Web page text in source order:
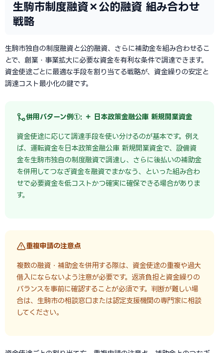
生駒市制度融資×公的融資 組み合わせ
戦略
生駒市独自の制度融資と公的融資、さらに補助金を組み合わせるこ
とで、創業・事業拡大に必要な資金を有利な条件で調達できます。
資金使途ごとに最適な手段を割り当てる戦略が、資金繰りの安定と
調達コスト最小化の鍵です。
併用パターン例①: ＋ 日本政策金融公庫 新規開業資金
資金使途に応じて調達手段を使い分けるのが基本です。例え
ば、運転資金を日本政策金融公庫 新規開業資金で、設備資
金を生駒市独自の制度融資で調達し、さらに後払いの補助金
を併用してつなぎ資金を融資でまかなう、といった組み合わ
せで必要資金を低コストかつ確実に確保できる場合がありま
す。
重複申請の注意点
複数の融資・補助金を併用する際は、資金使途の重複や過大
借入にならないよう注意が必要です。返済負担と資金繰りの
バランスを事前に確認することが必須です。判断が難しい場
合は、生駒市の相談窓口または認定支援機関の専門家に相談
してください。